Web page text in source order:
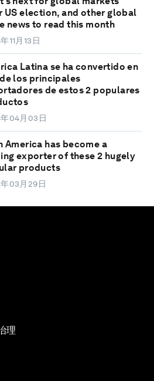
US election, and other global
news to read this month
11月13日
Latina se ha convertido en
los principales
de estos 2 populares
04月03日
America has become a
exporter of these 2 hugely
products
03月29日
理